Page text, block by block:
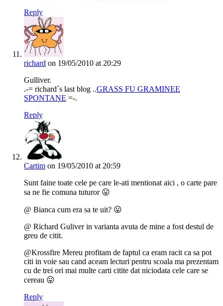
Reply
richard on 19/05/2010 at 20:29
Gulliver.
.-= richard´s last blog ..GRASS FU GRAMINEE
SPONTANE =-.
Reply
Cartim on 19/05/2010 at 20:59
Sunt faine toate cele pe care le-ati mentionat aici , o carte pare
sa ne fie comuna tuturor 😛
@ Bianca cum era sa te uit? 😛
@ Richard Guliver in varianta avuta de mine a fost destul de
greu de citit.
@Krossfire Mereu profitam de faptul ca eram racit ca sa pot
citi in voie sau cand aceam lecturi pentru scoala ma prezentam
cu de trei ori mai multe carti citite dat niciodata cele care se
cereau 😛
Reply